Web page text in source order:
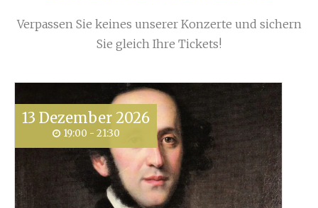
Verpassen Sie keines unserer Konzerte und sichern
Sie gleich Ihre Tickets!
13 Dezember 2026
19:00 - 21:30